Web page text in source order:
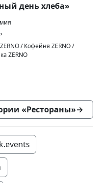
день хлеба»
/ Кофейня ZERNO /
ZERNO
«Рестораны»→